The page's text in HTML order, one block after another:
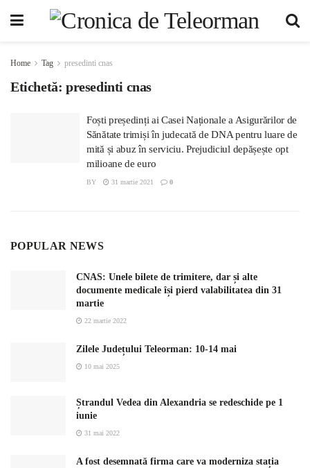
Home Tag presedinti cnas
Etichetă: presedinti cnas
Foști președinți ai Casei Naționale a Asigurărilor de
Sănătate trimiși în judecată de DNA pentru luare de
mită și abuz în serviciu. Prejudiciul depășește opt
milioane de euro
BY 31 martie 2021 0
POPULAR NEWS
CNAS: Unele bilete de trimitere, dar și alte
documente medicale își pierd valabilitatea din 31
martie
22 martie 2022
Zilele Județului Teleorman: 10-14 mai
10 mai 2025
Ștrandul Vedea din Alexandria se redeschide pe 1
iunie
31 mai 2022
A fost desemnată firma care va moderniza stația